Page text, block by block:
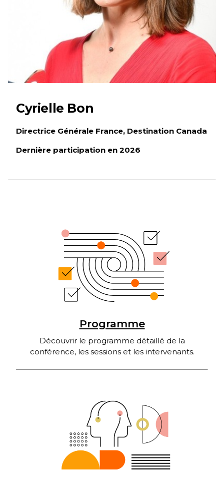
Cyrielle Bon
Directrice Générale France, Destination Canada
Dernière participation en 2026
Programme
Découvrir le programme détaillé de la
conférence, les sessions et les intervenants.